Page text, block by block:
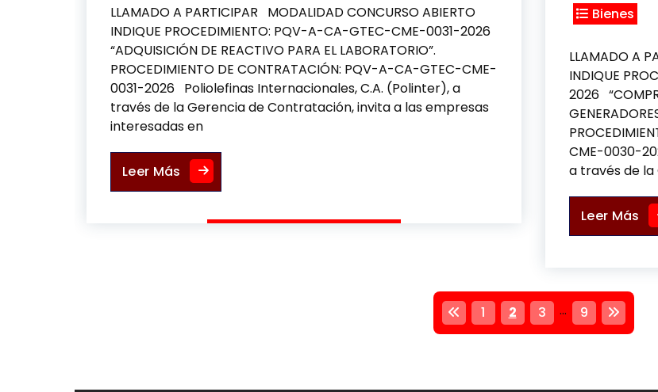
LLAMADO A PARTICIPAR MODALIDAD CONCURSO ABIERTO
INDIQUE PROCEDIMIENTO: PQV-A-CA-GTEC-CME-0031-2026
“ADQUISICIÓN DE REACTIVO PARA EL LABORATORIO”.
PROCEDIMIENTO DE CONTRATACIÓN: PQV-A-CA-GTEC-CME-
0031-2026 Poliolefinas Internacionales, C.A. (Polinter), a
través de la Gerencia de Contratación, invita a las empresas
interesadas en
Leer Más ADQUISICIÓN DE REACTIVO PARA EL LABORATORIO
Bienes
LLAMADO A
INDIQUE
2026
CME-0030-
a través de
Leer Más
P
g
1 2 3 … 9